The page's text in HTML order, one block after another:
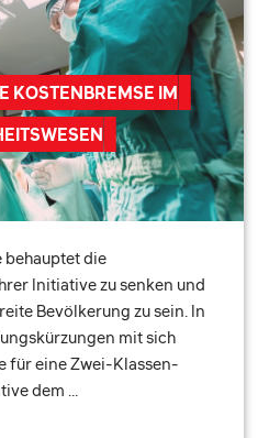
KOSTENBREMSE IM
behauptet die
Initiative zu senken und
Bevölkerung zu sein. In
mit sich
für eine Zwei-Klassen-
dem …